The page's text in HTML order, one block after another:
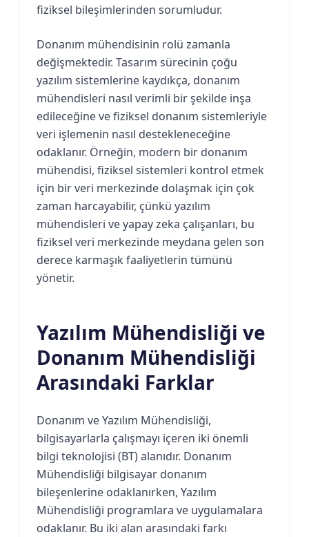
fiziksel bileşimlerinden sorumludur.
Donanım mühendisinin rolü zamanla
değişmektedir. Tasarım sürecinin çoğu
yazılım sistemlerine kaydıkça, donanım
mühendisleri nasıl verimli bir şekilde inşa
edileceğine ve fiziksel donanım sistemleriyle
veri işlemenin nasıl destekleneceğine
odaklanır. Örneğin, modern bir donanım
mühendisi, fiziksel sistemleri kontrol etmek
için bir veri merkezinde dolaşmak için çok
zaman harcayabilir, çünkü yazılım
mühendisleri ve yapay zeka çalışanları, bu
fiziksel veri merkezinde meydana gelen son
derece karmaşık faaliyetlerin tümünü
yönetir.
Yazılım Mühendisliği ve
Donanım Mühendisliği
Arasındaki Farklar
Donanım ve Yazılım Mühendisliği,
bilgisayarlarla çalışmayı içeren iki önemli
bilgi teknolojisi (BT) alanıdır. Donanım
Mühendisliği bilgisayar donanım
bileşenlerine odaklanırken, Yazılım
Mühendisliği programlara ve uygulamalara
odaklanır. Bu iki alan arasındaki farkı